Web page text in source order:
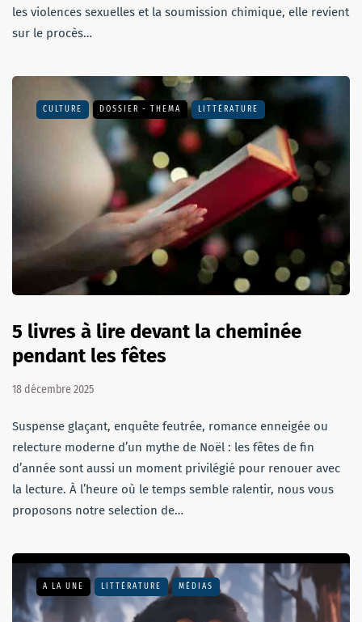
les violences sexuelles et la soumission chimique, elle revient
sur le procès…
CULTURE DOSSIER - THEMA LITTÉRATURE
5 livres à lire devant la cheminée
pendant les fêtes
18 décembre 2025
Suspense glaçant, enquête feutrée, romance enneigée ou
relecture moderne d’un mythe de Noël : les fêtes de fin
d’année sont aussi un moment privilégié pour renouer avec
la lecture. À l’heure où le temps semble ralentir, nous vous
proposons notre selection de…
A LA UNE LITTÉRATURE MÉDIAS